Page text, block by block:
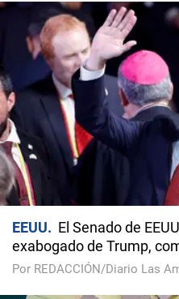
EEUU
El Senado de
exabogado de Trump,
Por REDACCIÓN/Diario Las